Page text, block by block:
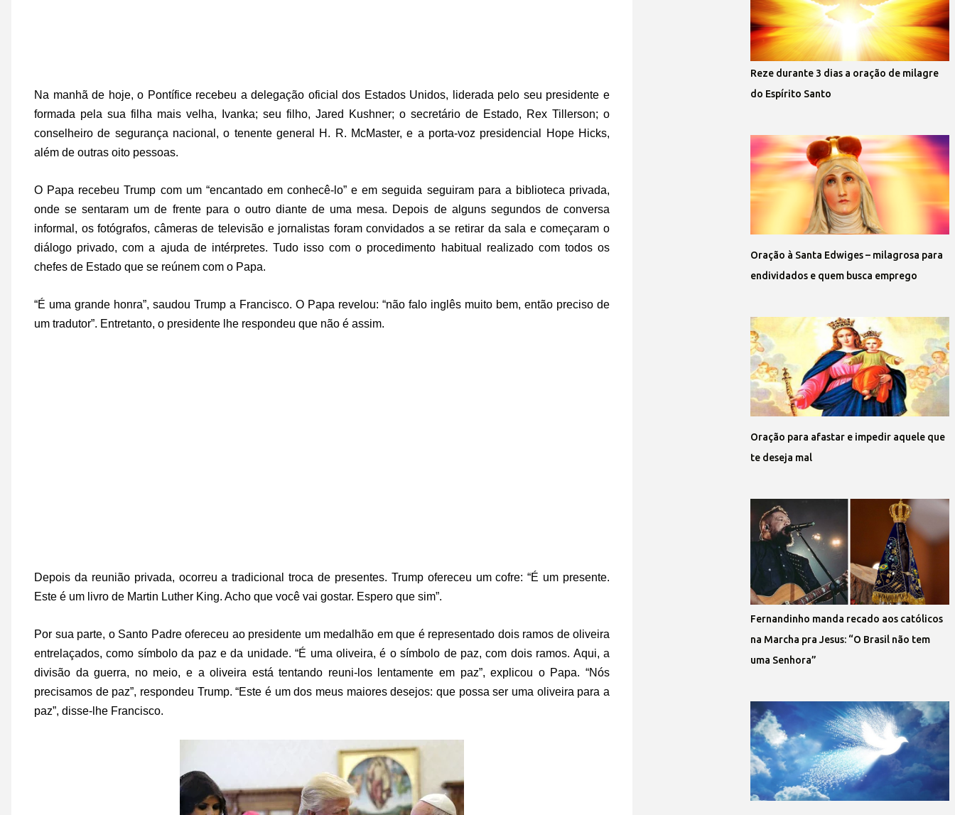
Na manhã de hoje, o Pontífice recebeu a delegação oficial dos Estados Unidos, liderada pelo seu presidente e
formada pela sua filha mais velha, Ivanka; seu filho, Jared Kushner; o secretário de Estado, Rex Tillerson; o
conselheiro de segurança nacional, o tenente general H. R. McMaster, e a porta-voz presidencial Hope Hicks,
além de outras oito pessoas.
O Papa recebeu Trump com um “encantado em conhecê-lo” e em seguida seguiram para a biblioteca privada,
onde se sentaram um de frente para o outro diante de uma mesa. Depois de alguns segundos de conversa
informal, os fotógrafos, câmeras de televisão e jornalistas foram convidados a se retirar da sala e começaram o
diálogo privado, com a ajuda de intérpretes. Tudo isso com o procedimento habitual realizado com todos os
chefes de Estado que se reúnem com o Papa.
“É uma grande honra”, saudou Trump a Francisco. O Papa revelou: “não falo inglês muito bem, então preciso de
um tradutor”. Entretanto, o presidente lhe respondeu que não é assim.
Depois da reunião privada, ocorreu a tradicional troca de presentes. Trump ofereceu um cofre: “É um presente.
Este é um livro de Martin Luther King. Acho que você vai gostar. Espero que sim”.
Por sua parte, o Santo Padre ofereceu ao presidente um medalhão em que é representado dois ramos de oliveira
entrelaçados, como símbolo da paz e da unidade. “É uma oliveira, é o símbolo de paz, com dois ramos. Aqui, a
divisão da guerra, no meio, e a oliveira está tentando reuni-los lentamente em paz”, explicou o Papa. “Nós
precisamos de paz”, respondeu Trump. “Este é um dos meus maiores desejos: que possa ser uma oliveira para a
paz”, disse-lhe Francisco.
Reze durante 3 dias a oração de milagre
do Espírito Santo
Oração à Santa Edwiges – milagrosa para
endividados e quem busca emprego
Oração para afastar e impedir aquele que
te deseja mal
Fernandinho manda recado aos católicos
na Marcha pra Jesus: “O Brasil não tem
uma Senhora”